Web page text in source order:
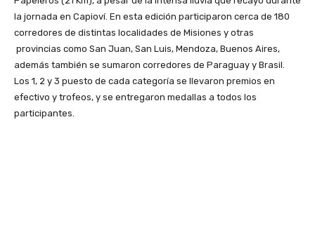
la jornada en Capioví. En esta edición participaron cerca de 180
corredores de distintas localidades de Misiones y otras
provincias como San Juan, San Luis, Mendoza, Buenos Aires,
además también se sumaron corredores de Paraguay y Brasil.
Los 1, 2 y 3 puesto de cada categoría se llevaron premios en
efectivo y trofeos, y se entregaron medallas a todos los
participantes.